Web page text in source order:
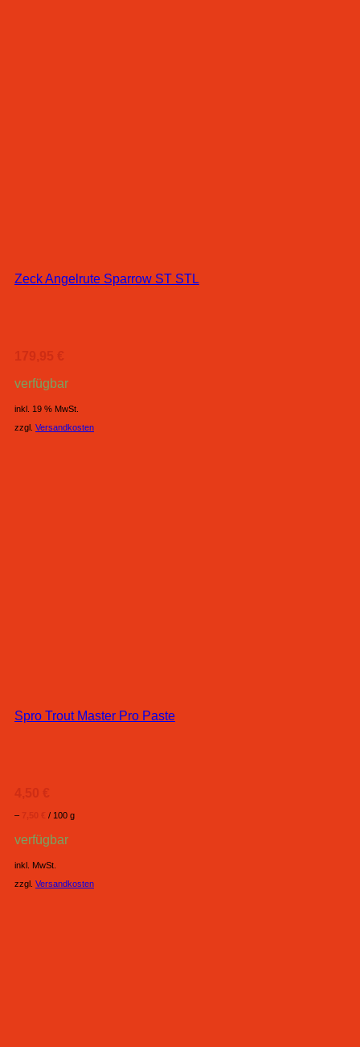
Zeck Angelrute Sparrow ST STL
179,95 €
verfügbar
inkl. 19 % MwSt.
zzgl. Versandkosten
Spro Trout Master Pro Paste
4,50 €
– 7,50 € / 100 g
verfügbar
inkl. MwSt.
zzgl. Versandkosten